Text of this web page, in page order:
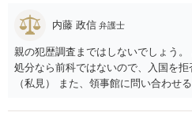
内藤 政信 弁護士
親の犯歴調査まではしないでしょう
処分なら前科ではないので、入国を拒
（私見） また、領事館に問い合わせ